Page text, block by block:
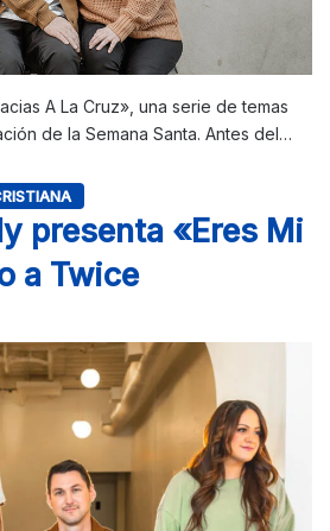
A La Cruz», una serie de temas
de la Semana Santa. Antes del…
presenta «Eres Mi
a Twice